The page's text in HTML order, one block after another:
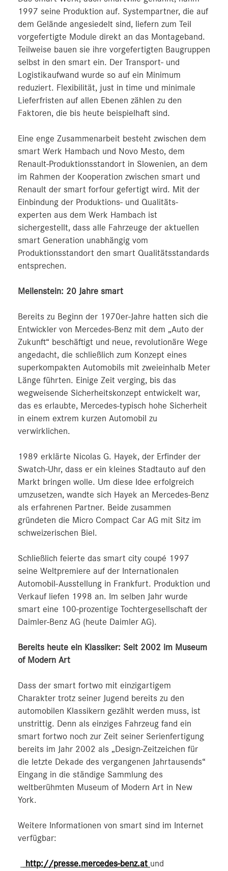
1997 seine Produktion auf. Systempartner, die auf
dem Gelände angesiedelt sind, liefern zum Teil
vorgefertigte Module direkt an das Montageband.
Teilweise bauen sie ihre vorgefertigten Baugruppen
selbst in den smart ein. Der Transport- und
Logistikaufwand wurde so auf ein Minimum
reduziert. Flexibilität, just in time und minimale
Lieferfristen auf allen Ebenen zählen zu den
Faktoren, die bis heute beispielhaft sind.
Eine enge Zusammenarbeit besteht zwischen dem
smart Werk Hambach und Novo Mesto, dem
Renault-Produktionsstandort in Slowenien, an dem
im Rahmen der Kooperation zwischen smart und
Renault der smart forfour gefertigt wird. Mit der
Einbindung der Produktions- und Qualitäts-
experten aus dem Werk Hambach ist
sichergestellt, dass alle Fahrzeuge der aktuellen
smart Generation unabhängig vom
Produktionsstandort den smart Qualitätsstandards
entsprechen.
Meilenstein: 20 Jahre smart
Bereits zu Beginn der 1970er-Jahre hatten sich die
Entwickler von Mercedes-Benz mit dem „Auto der
Zukunft“ beschäftigt und neue, revolutionäre Wege
angedacht, die schließlich zum Konzept eines
superkompakten Automobils mit zweieinhalb Meter
Länge führten. Einige Zeit verging, bis das
wegweisende Sicherheitskonzept entwickelt war,
das es erlaubte, Mercedes-typisch hohe Sicherheit
in einem extrem kurzen Automobil zu
verwirklichen.
1989 erklärte Nicolas G. Hayek, der Erfinder der
Swatch-Uhr, dass er ein kleines Stadtauto auf den
Markt bringen wolle. Um diese Idee erfolgreich
umzusetzen, wandte sich Hayek an Mercedes-Benz
als erfahrenen Partner. Beide zusammen
gründeten die Micro Compact Car AG mit Sitz im
schweizerischen Biel.
Schließlich feierte das smart city coupé 1997
seine Weltpremiere auf der Internationalen
Automobil-Ausstellung in Frankfurt. Produktion und
Verkauf liefen 1998 an. Im selben Jahr wurde
smart eine 100-prozentige Tochtergesellschaft der
Daimler-Benz AG (heute Daimler AG).
Bereits heute ein Klassiker: Seit 2002 im Museum
of Modern Art
Dass der smart fortwo mit einzigartigem
Charakter trotz seiner Jugend bereits zu den
automobilen Klassikern gezählt werden muss, ist
unstrittig. Denn als einziges Fahrzeug fand ein
smart fortwo noch zur Zeit seiner Serienfertigung
bereits im Jahr 2002 als „Design-Zeitzeichen für
die letzte Dekade des vergangenen Jahrtausends“
Eingang in die ständige Sammlung des
weltberühmten Museum of Modern Art in New
York.
Weitere Informationen von smart sind im Internet
verfügbar:
http://presse.mercedes-benz.at und